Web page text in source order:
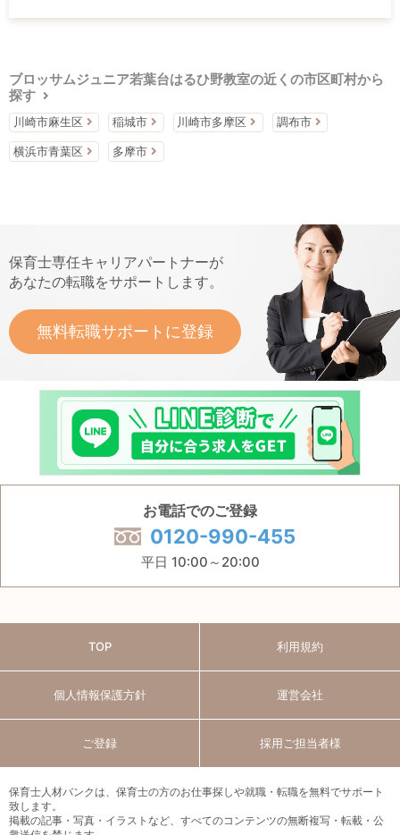
ブロッサムジュニア若葉台はるひ野教室の近くの市区町村から
探す
川崎市麻生区 稲城市 川崎市多摩区 調布市
横浜市青葉区 多摩市
保育士専任キャリアパートナーが
あなたの転職をサポートします。
無料転職サポートに登録
お電話でのご登録
0120-990-455
平日 10:00～20:00
TOP 利用規約
個人情報保護方針 運営会社
ご登録 採用ご担当者様
保育士人材バンクは、保育士の方のお仕事探しや就職・転職を無料でサポート
致します。
掲載の記事・写真・イラストなど、すべてのコンテンツの無断複写・転載・公